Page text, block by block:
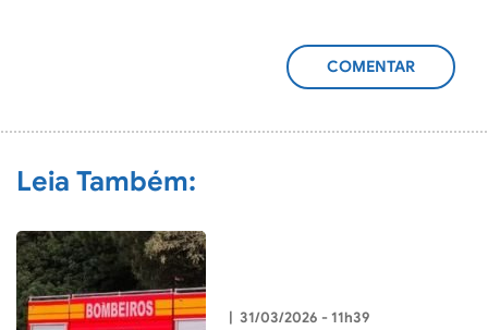
ADICIONAR
Leia Também:
31/03/2026 - 11h39